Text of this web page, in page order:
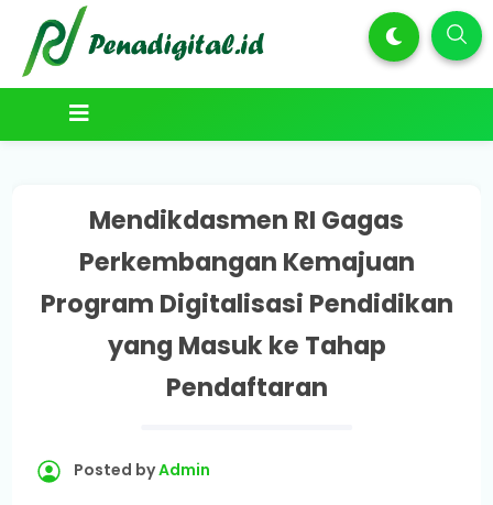
Mendikdasmen RI Gagas
Perkembangan Kemajuan
Program Digitalisasi Pendidikan
yang Masuk ke Tahap
Pendaftaran
Posted byAdmin